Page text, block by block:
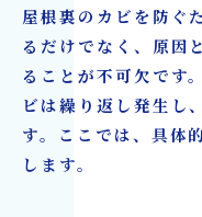
屋根裏のカビを防ぐ
るだけでなく、原因
ることが不可欠です
ビは繰り返し発生し
す。ここでは、具体
します。